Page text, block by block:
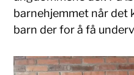
barnehjemmet når
barn der for å få